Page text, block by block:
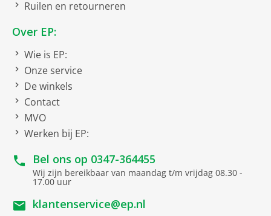
koelgedeelte(s
Gezamenlijke netto inhoud
Gezamenlijke inhoud
Kenmerken koelzone
Inhoud koelgedeelte
Kenmerken vrieszone
legvlakken
2
Ruilen en retourneren
Over EP:
Wie is EP:
Onze service
De winkels
Contact
MVO
Werken bij EP:
Bel ons op 0347-364455
Wij zijn bereikbaar van maandag t/m vrijdag 08.30 -
17.00 uur
klantenservice@ep.nl